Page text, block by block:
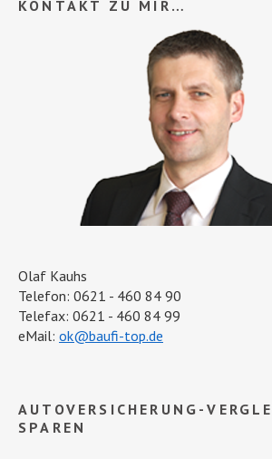
KONTAKT ZU MIR…
Olaf Kauhs
Telefon: 0621 - 460 84 90
Telefax: 0621 - 460 84 99
eMail: ok@baufi-top.de
AUTOVERSICHERUNG-
SPAREN